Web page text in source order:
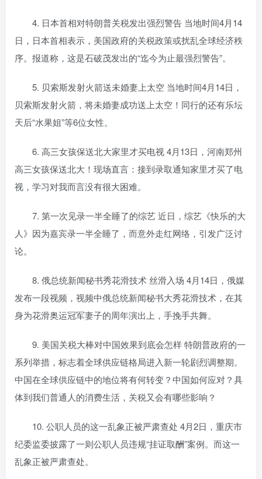
4. 日本首相对特朗普关税发出强烈警告 当地时间4月14
日，日本首相表示，美国政府的关税政策或扰乱全球经济秩
序。报道称，这是石破茂发出的“迄今为止最强烈警告”。
5. 贝索斯发射火箭送未婚妻上太空 当地时间4月14日，
贝索斯发射火箭，将未婚妻成功送上太空！同行的还有乐坛
天后“水果姐”等6位女性。
6. 高三女孩保送北大家里才买电视 4月13日，河南郑州
高三女孩保送北大！现场直言：接到录取通知家里才买了电
视，学习对我而言没有很大困难。
7. 第一次见录一半全睡了的综艺 近日，综艺《快乐的大
人》因为嘉宾录一半全睡了，而意外走红网络，引发广泛讨
论。
8. 俄总统新闻秘书秀花滑技术 丝滑入场 4月14日，俄媒
发布一段视频，视频中俄总统新闻秘书大秀花滑技术，在其
身为花滑奥运冠军妻子的周年演出上，手挽手共舞。
9. 美国关税大棒对中国效果到底会怎样 特朗普政府的一
系列举措，标志着全球供应链格局进入新一轮剧烈调整期。
中国在全球供应链中的地位将有何转变？中国如何应对？具
体到我们普通人的消费生活，关税又会有哪些影响？
10. 公职人员的这一乱象正被严肃查处 4月2日，重庆市
纪委监委披露了一则公职人员违规“挂证取酬”案例。而这一
乱象正被严肃查处。